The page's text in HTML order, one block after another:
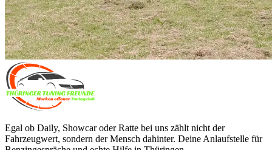
Egal ob Daily, Showcar oder Ratte bei uns zählt nicht der
Fahrzeugwert, sondern der Mensch dahinter. Deine Anlaufstelle für